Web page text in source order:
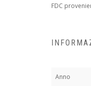
FDC
Anno